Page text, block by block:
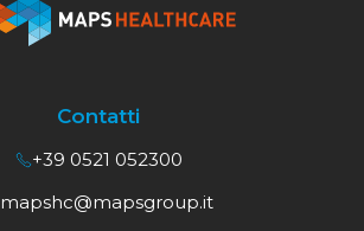
Contatti
+39 0521 052300
mapshc@mapsgroup.it